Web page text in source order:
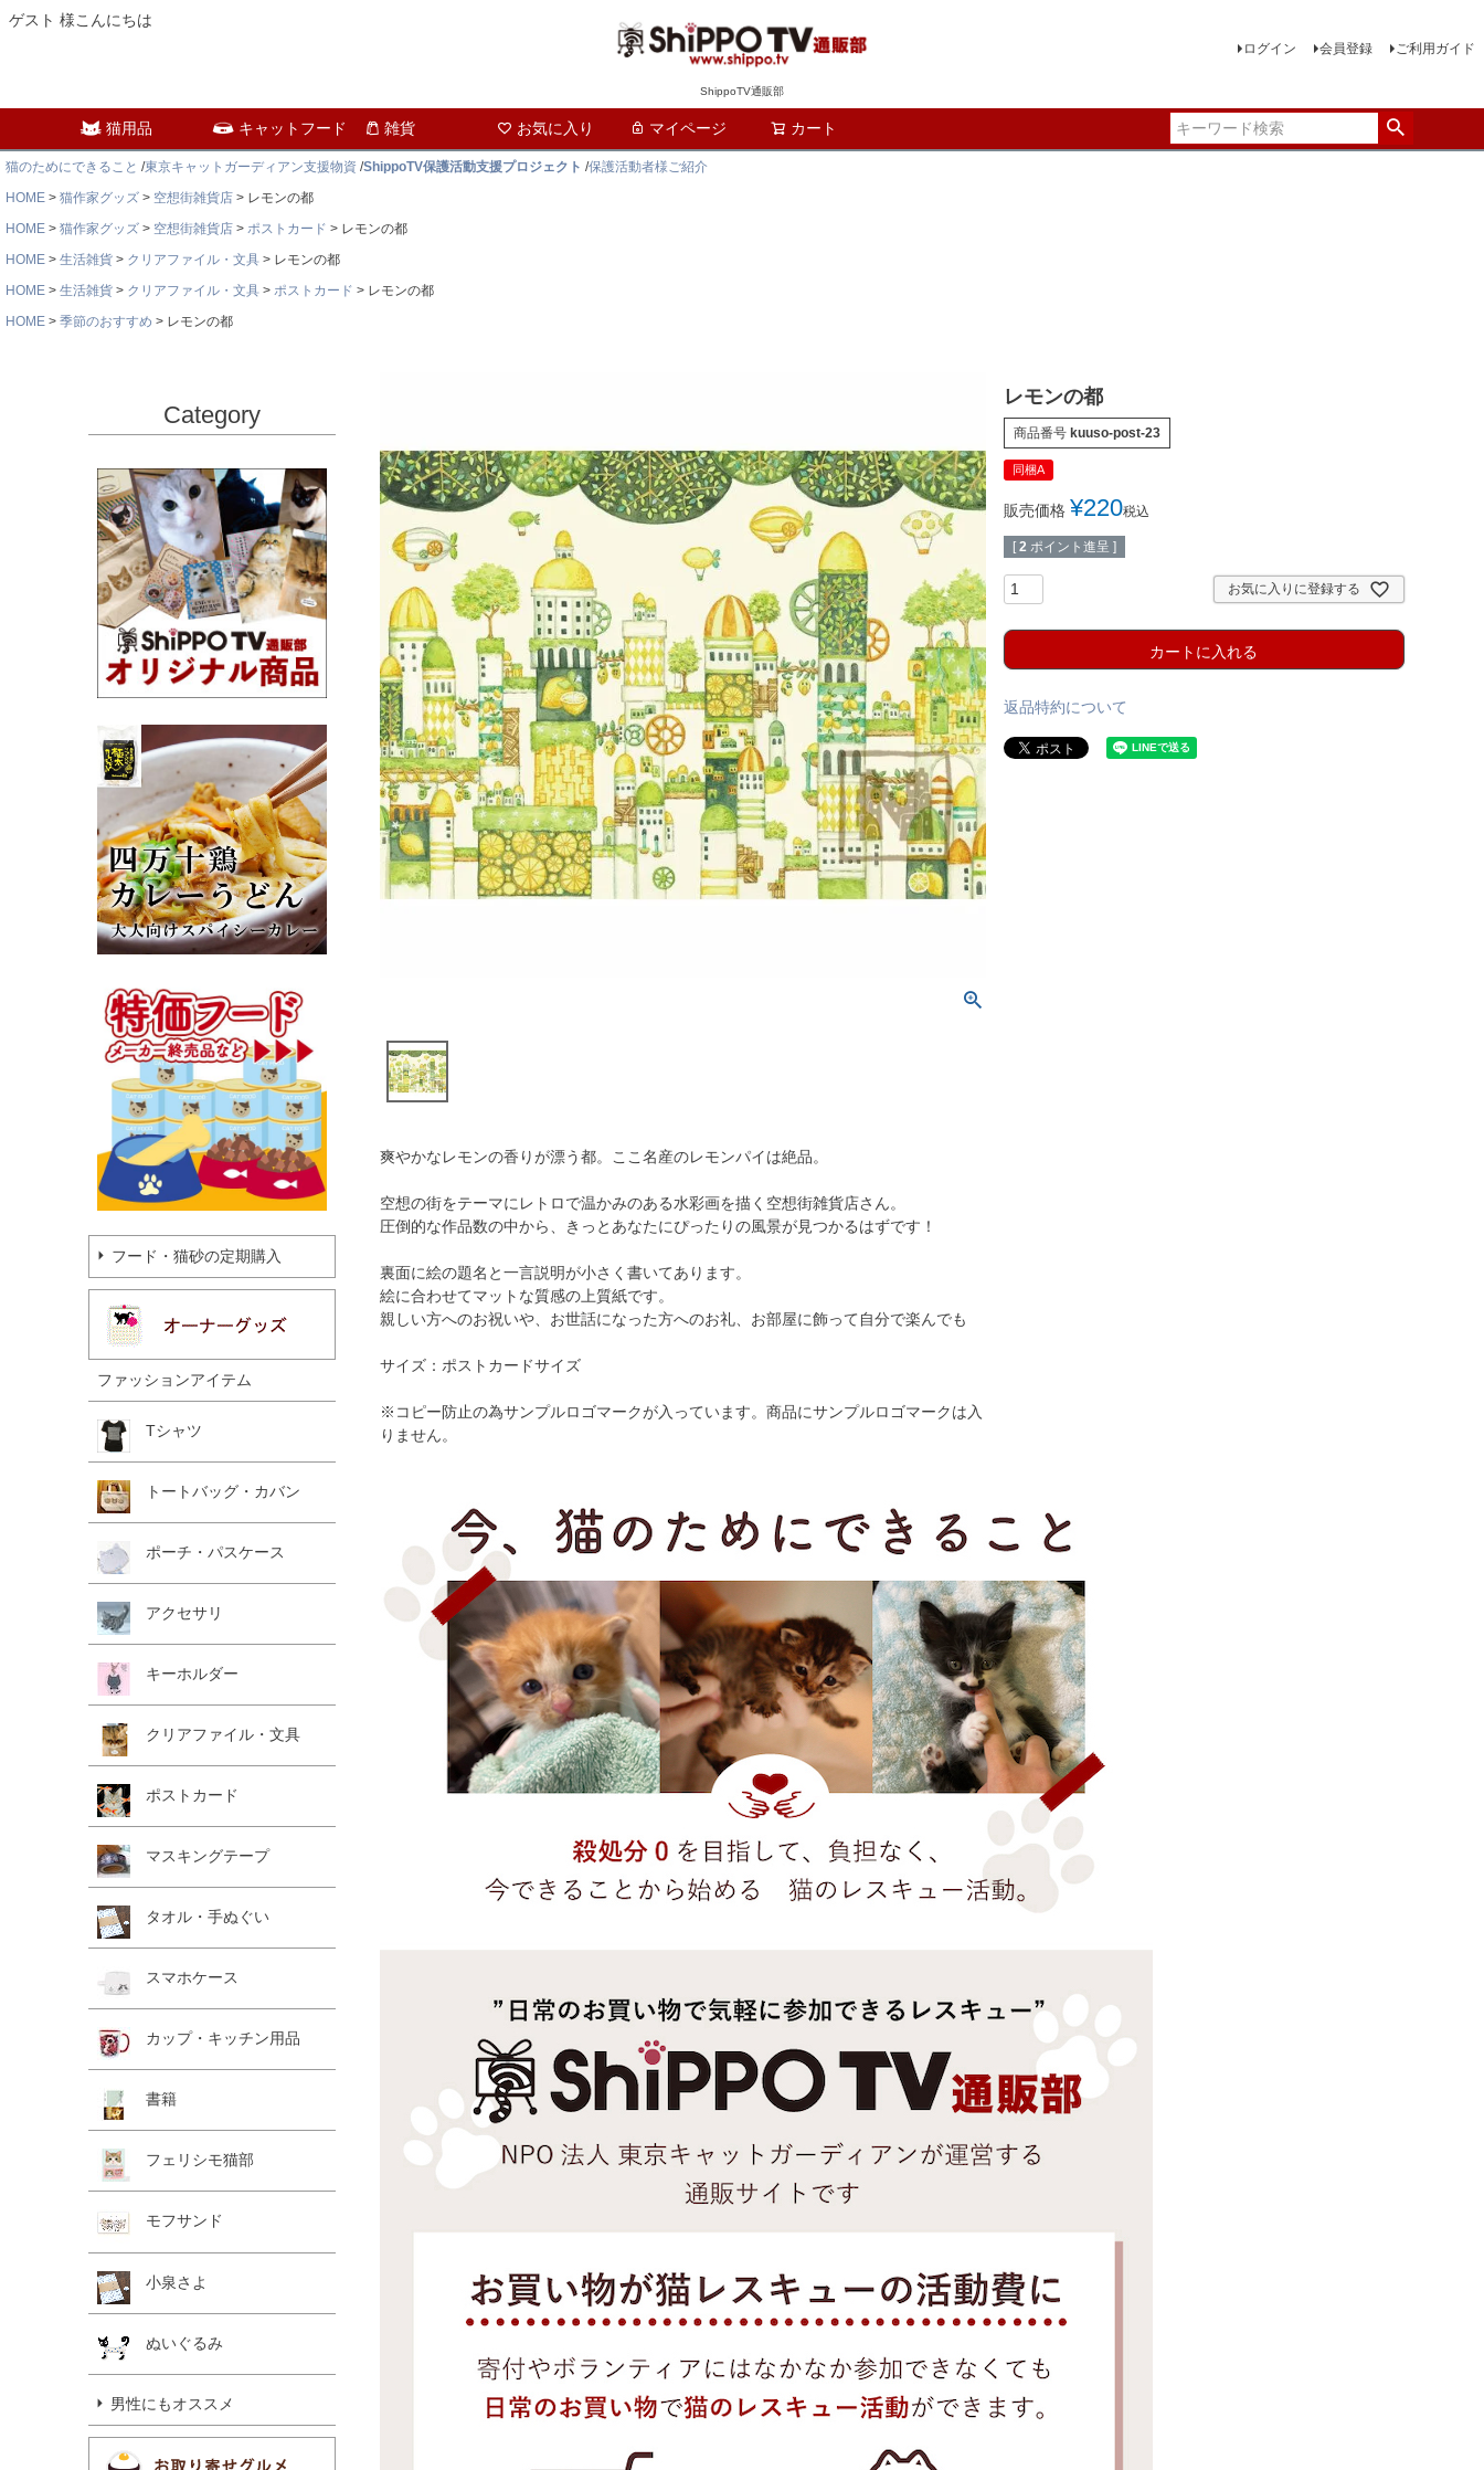
ゲスト 様こんにちは
ShippoTV通販部
ログイン 会員登録 ご利用ガイド
猫用品 キャットフード 雑貨 お気に入り マイページ カート検索
猫のためにできること /東京キャットガーディアン支援物資 /ShippoTV保護活動支援プロジェクト /保護活動者様ご紹介
HOME
猫作家グッズ 空想街雑貨店
レモンの都
HOME
猫作家グッズ 空想街雑貨店 ポストカード
レモンの都
HOME
生活雑貨 クリアファイル・文具
レモンの都
HOME
生活雑貨 クリアファイル・文具 ポストカード
レモンの都
HOME
季節のおすすめ レモンの都
Category
フード・猫砂の定期購入
ファッションアイテム
Tシャツ
トートバッグ・カバン
ポーチ・パスケース
アクセサリ
キーホルダー
クリアファイル・文具
ポストカード
マスキングテープ
タオル・手ぬぐい
スマホケース
カップ・キッチン用品
書籍
フェリシモ猫部
モフサンド
小泉さよ
ぬいぐるみ
男性にもオススメ
爽やかなレモンの香りが漂う都。ここ名産のレモンパイは絶品。
空想の街をテーマにレトロで温かみのある水彩画を描く空想街雑貨店さん。
圧倒的な作品数の中から、きっとあなたにぴったりの風景が見つかるはずです！
裏面に絵の題名と一言説明が小さく書いてあります。
絵に合わせてマットな質感の上質紙です。
親しい方へのお祝いや、お世話になった方へのお礼、お部屋に飾って自分で楽んでも
サイズ：ポストカードサイズ
※コピー防止の為サンプルロゴマークが入っています。商品にサンプルロゴマークは入
りません。
レモンの都
商品番号 kuuso-post-23
同梱A
販売価格 ¥220税込
[ 2 ポイント進呈 ]
お気に入りに登録する
カートに入れる
返品特約について